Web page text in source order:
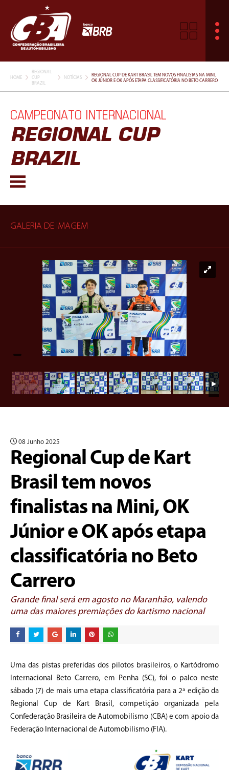
HOME
REGIONAL
CUP
BRAZIL
NOTÍCIAS
REGIONAL CUP DE KART BRASIL TEM NOVOS FINALISTAS NA MINI,
OK JÚNIOR E OK APÓS ETAPA CLASSIFICATÓRIA NO BETO CARRERO
CAMPEONATO INTERNACIONAL
REGIONAL CUP
BRAZIL
GALERIA DE IMAGEM
08 Junho 2025
Regional Cup de Kart
Brasil tem novos
finalistas na Mini, OK
Júnior e OK após etapa
classificatória no Beto
Carrero
Grande final será em agosto no Maranhão, valendo
uma das maiores premiações do kartismo nacional
Uma das pistas preferidas dos pilotos brasileiros, o Kartódromo
Internacional Beto Carrero, em Penha (SC), foi o palco neste
sábado (7) de mais uma etapa classificatória para a 2ª edição da
Regional Cup de Kart Brasil, competição organizada pela
Confederação Brasileira de Automobilismo (CBA) e com apoio da
Federação Internacional de Automobilismo (FIA).